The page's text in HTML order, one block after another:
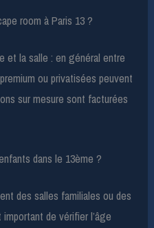
room à Paris 13 ?
et la salle : en général entre
ou privatisées peuvent
sur mesure sont facturées
dans le 13ème ?
des salles familiales ou des
de vérifier l’âge